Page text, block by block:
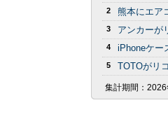
2 熊本にエア
3 アンカーが
4 iPhoneケー
5 TOTOがリ
集計期間： 2026